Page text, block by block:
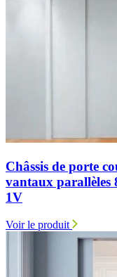
Châssis de porte
vantaux parallèles
1V
Voir le produit